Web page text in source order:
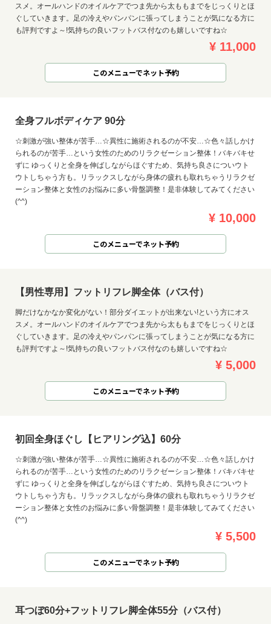
メンズカタログ
スメ。オールハンドのオイルケアでつま先から太ももまでをじっくりとほ
ぐしていきます。足の冷えやパンパンに張ってしまうことが気になる方に
も評判ですよ～!気持ちの良いフットバス付なのも嬉しいですね☆
¥ 11,000
このメニューでネット予約
全身フルボディケア 90分
☆刺激が強い整体が苦手…☆異性に施術されるのが不安…☆色々話しかけ
られるのが苦手…という女性のためのリラクゼーション整体！バキバキせ
ずに ゆっくりと全身を伸ばしながらほぐすため、気持ち良さについウト
ウトしちゃう方も。リラックスしながら身体の疲れも取れちゃうリラクゼ
ーション整体と女性のお悩みに多い骨盤調整！是非体験してみてください
(^^)
¥ 10,000
このメニューでネット予約
【男性専用】フットリフレ脚全体（バス付）
脚だけなかなか変化がない！部分ダイエットが出来ない!という方にオス
スメ。オールハンドのオイルケアでつま先から太ももまでをじっくりとほ
ぐしていきます。足の冷えやパンパンに張ってしまうことが気になる方に
も評判ですよ～!気持ちの良いフットバス付なのも嬉しいですね☆
¥ 5,000
このメニューでネット予約
初回全身ほぐし【ヒアリング込】60分
☆刺激が強い整体が苦手…☆異性に施術されるのが不安…☆色々話しかけ
られるのが苦手…という女性のためのリラクゼーション整体！バキバキせ
ずに ゆっくりと全身を伸ばしながらほぐすため、気持ち良さについウト
ウトしちゃう方も。リラックスしながら身体の疲れも取れちゃうリラクゼ
ーション整体と女性のお悩みに多い骨盤調整！是非体験してみてください
(^^)
¥ 5,500
このメニューでネット予約
耳つぼ60分+フットリフレ脚全体55分（バス付）